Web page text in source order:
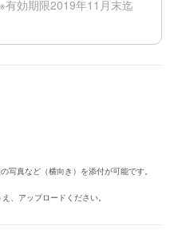
写真など（横向き）を添付が可能です。
、アップロードください。